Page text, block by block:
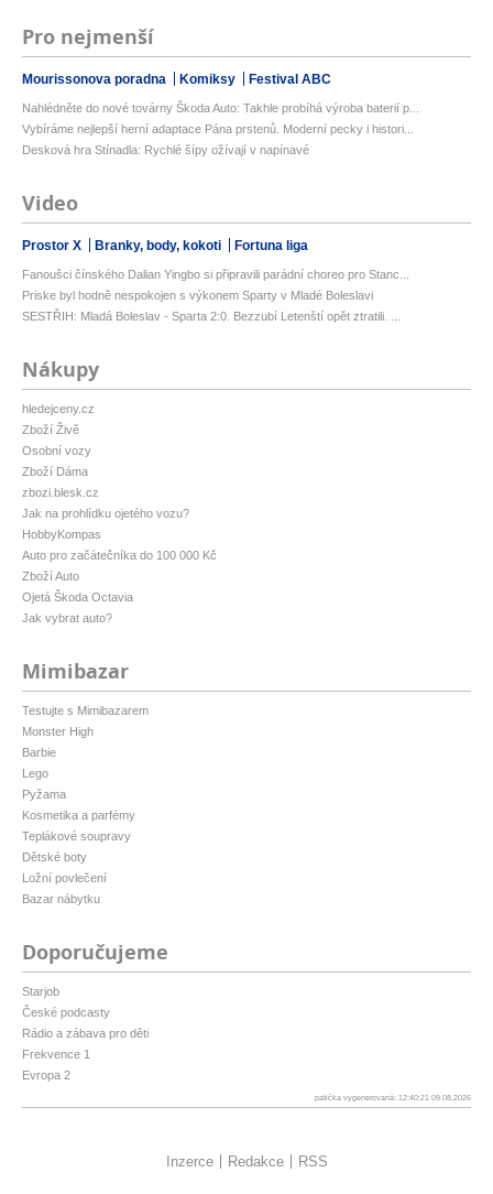
Pro nejmenší
Mourissonova poradna Komiksy Festival ABC
Nahlédněte do nové továrny Škoda Auto: Takhle probíhá výroba baterií p...
Vybíráme nejlepší herní adaptace Pána prstenů. Moderní pecky i histori...
Desková hra Stínadla: Rychlé šípy ožívají v napínavé
Video
Prostor X Branky, body, kokoti Fortuna liga
Fanoušci čínského Dalian Yingbo si připravili parádní choreo pro Stanc...
Priske byl hodně nespokojen s výkonem Sparty v Mladé Boleslavi
SESTŘIH: Mladá Boleslav - Sparta 2:0. Bezzubí Letenští opět ztratili. ...
Nákupy
hledejceny.cz
Zboží Živě
Osobní vozy
Zboží Dáma
zbozi.blesk.cz
Jak na prohlídku ojetého vozu?
HobbyKompas
Auto pro začátečníka do 100 000 Kč
Zboží Auto
Ojetá Škoda Octavia
Jak vybrat auto?
Mimibazar
Testujte s Mimibazarem
Monster High
Barbie
Lego
Pyžama
Kosmetika a parfémy
Teplákové soupravy
Dětské boty
Ložní povlečení
Bazar nábytku
Doporučujeme
Starjob
České podcasty
Rádio a zábava pro děti
Frekvence 1
Evropa 2
patička vygenerovaná: 12:40:21 09.08.2026
Inzerce Redakce RSS